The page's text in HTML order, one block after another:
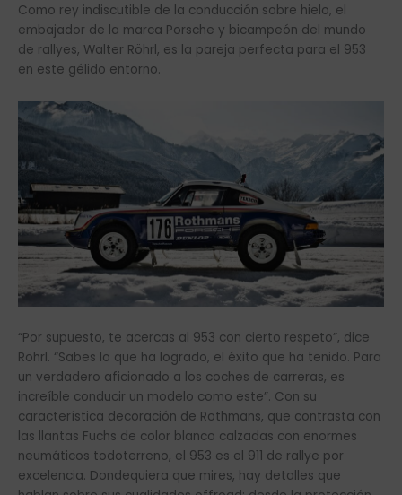
Como rey indiscutible de la conducción sobre hielo, el
embajador de la marca Porsche y bicampeón del mundo
de rallyes, Walter Röhrl, es la pareja perfecta para el 953
en este gélido entorno.
“Por supuesto, te acercas al 953 con cierto respeto”, dice
Röhrl. “Sabes lo que ha logrado, el éxito que ha tenido. Para
un verdadero aficionado a los coches de carreras, es
increíble conducir un modelo como este”. Con su
característica decoración de Rothmans, que contrasta con
las llantas Fuchs de color blanco calzadas con enormes
neumáticos todoterreno, el 953 es el 911 de rallye por
excelencia. Dondequiera que mires, hay detalles que